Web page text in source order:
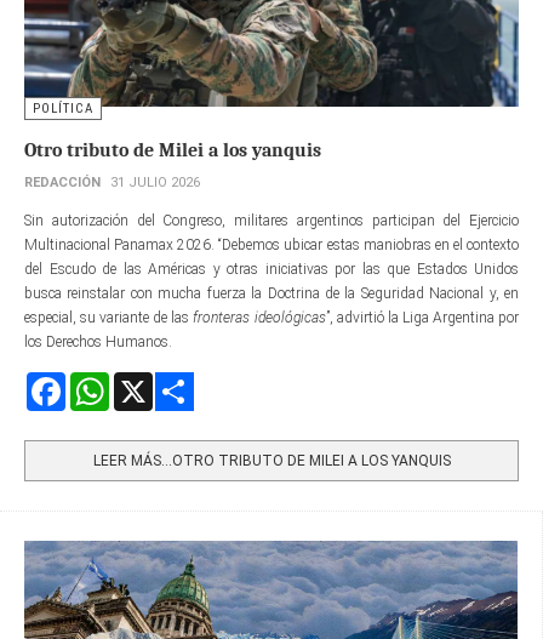
POLÍTICA
Otro tributo de Milei a los yanquis
REDACCIÓN 31 JULIO 2026
Sin autorización del Congreso, militares argentinos participan del Ejercicio
Multinacional Panamax 2026. “Debemos ubicar estas maniobras en el contexto
del Escudo de las Américas y otras iniciativas por las que Estados Unidos
busca reinstalar con mucha fuerza la Doctrina de la Seguridad Nacional y, en
especial, su variante de lasfronteras ideológicas”, advirtió la Liga Argentina por
los Derechos Humanos.
FacebookWhatsApp
LEER MÁS…OTRO TRIBUTO DE MILEI A LOS YANQUIS